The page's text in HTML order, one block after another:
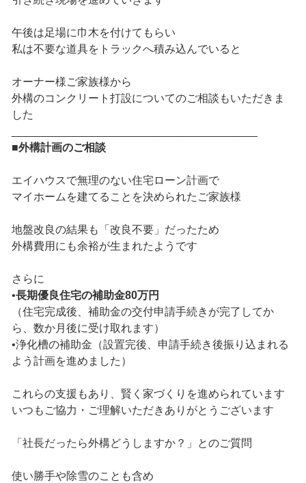
午後は足場に巾木を付けてもらい
私は不要な道具をトラックへ積み込んでいると
オーナー様ご家族様から
外構のコンクリート打設についてのご相談もいただきま
した
■外構計画のご相談
エイハウスで無理のない住宅ローン計画で
マイホームを建てることを決められたご家族様
地盤改良の結果も「改良不要」だったため
外構費用にも余裕が生まれたようです
さらに
•長期優良住宅の補助金80万円
（住宅完成後、補助金の交付申請手続きが完了してか
ら、数か月後に受け取れます）
•浄化槽の補助金（設置完後、申請手続き後振り込まれる
よう計画を進めました）
これらの支援もあり、賢く家づくりを進められています
いつもご協力・ご理解いただきありがとうございます
「社長だったら外構どうしますか？」とのご質問
使い勝手や除雪のことも含め